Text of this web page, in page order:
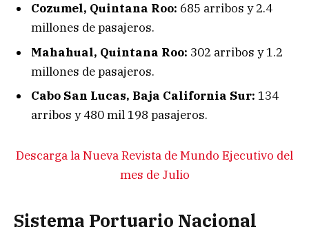
Cozumel, Quintana Roo: 685 arribos y 2.4
millones de pasajeros.
Mahahual, Quintana Roo: 302 arribos y 1.2
millones de pasajeros.
Cabo San Lucas, Baja California Sur: 134
arribos y 480 mil 198 pasajeros.
Descarga la Nueva Revista de Mundo Ejecutivo del
mes de Julio
Sistema Portuario Nacional